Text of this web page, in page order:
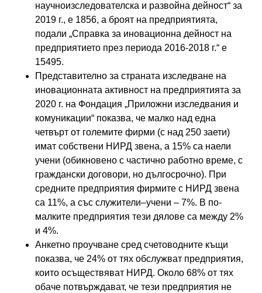
научноизследователска и развойна дейност“ за
2019 г., е 1856, а броят на предприятията,
подали „Справка за иновационна дейност на
предприятието през периода 2016-2018 г.“ е
15495.
Представително за страната изследване на
иновационната активност на предприятията за
2020 г. на Фондация „Приложни изследвания и
комуникации“ показва, че малко над една
четвърт от големите фирми (с над 250 заети)
имат собствени НИРД звена, а 15% са наели
учени (обикновено с частично работно време, с
граждански договори, но дългосрочно). При
средните предприятия фирмите с НИРД звена
са 11%, а със служители–учени – 7%. В по-
малките предприятия тези дялове са между 2%
и 4%.
Анкетно проучване сред счетоводните къщи
показва, че 24% от тях обслужват предприятия,
които осъществяват НИРД. Около 68% от тях
обаче потвърждават, че тези предприятия не